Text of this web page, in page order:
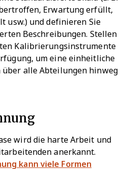
Erwartung erfüllt,
usw.) und definieren Sie
Beschreibungen. Stellen
Kalibrierungsinstrumente
um eine einheitliche
über alle Abteilungen hinweg
wird die harte Arbeit und
anerkannt.
kann viele Formen